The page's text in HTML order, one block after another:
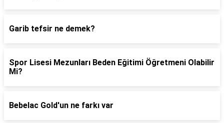
Garib tefsir ne demek?
Spor Lisesi Mezunları Beden Eğitimi Öğretmeni Olabilir
Mi?
Bebelac Gold'un ne farkı var